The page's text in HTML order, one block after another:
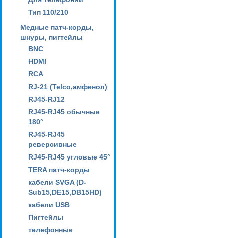
Тип 110/210
Медные патч-корды,
шнуры, пигтейлы
BNC
HDMI
RCA
RJ-21 (Telco,амфенол)
RJ45-RJ12
RJ45-RJ45 обычные
180°
RJ45-RJ45
реверсивные
RJ45-RJ45 угловые 45°
TERA патч-корды
кабели SVGA (D-
Sub15,DE15,DB15HD)
кабели USB
Пигтейлы
телефонные